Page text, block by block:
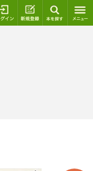
ログイン 新規登録